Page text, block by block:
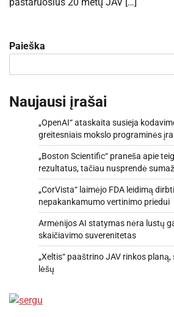
Paieška
Naujausi įrašai
„OpenAI“ ataskaita susieja
greitesniais mokslo programinės
„Boston Scientific“ praneša apie
rezultatus, tačiau nusprendė
„CorVista“ laimėjo FDA leidimą
nepakankamumo vertinimo priedui
Armėnijos AI statymas nėra lustų
skaičiavimo suverenitetas
„Xeltis“ paaštrino JAV rinkos planą,
lėšų